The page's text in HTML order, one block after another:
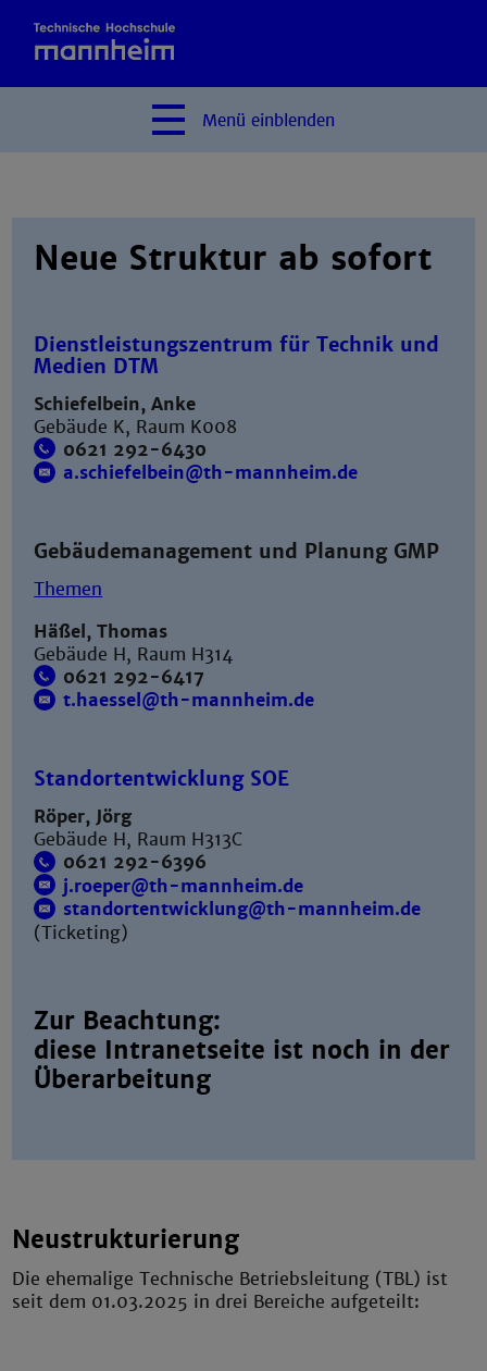
Menü einblenden
Neue Struktur ab sofort
Dienstleistungszentrum für Technik und
Medien DTM
Schiefelbein, Anke
Gebäude K, Raum K008
0621 292-6430
a.schiefelbein@th-mannheim.de
Gebäudemanagement und Planung GMP
Themen
Häßel, Thomas
Gebäude H, Raum H314
0621 292-6417
t.haessel@th-mannheim.de
Standortentwicklung SOE
Röper, Jörg
Gebäude H, Raum H313C
0621 292-6396
j.roeper@th-mannheim.de
standortentwicklung@th-mannheim.de
(Ticketing)
Zur Beachtung:
diese Intranetseite ist noch in der
Überarbeitung
Neustrukturierung
Die ehemalige Technische Betriebsleitung (TBL) ist
seit dem 01.03.2025 in drei Bereiche aufgeteilt: